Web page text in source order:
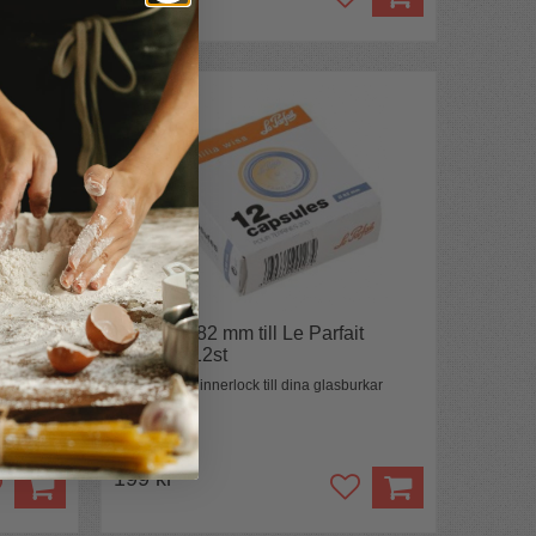
Innerlock 82 mm till Le Parfait
glasburk 12st
Förseglande innerlock till dina glasburkar
199 kr